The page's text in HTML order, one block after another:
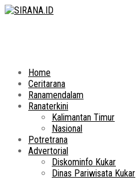
Home
Ceritarana
Ranamendalam
Ranaterkini
Kalimantan Timur
Nasional
Potretrana
Advertorial
Diskominfo Kukar
Dinas Pariwisata Kukar